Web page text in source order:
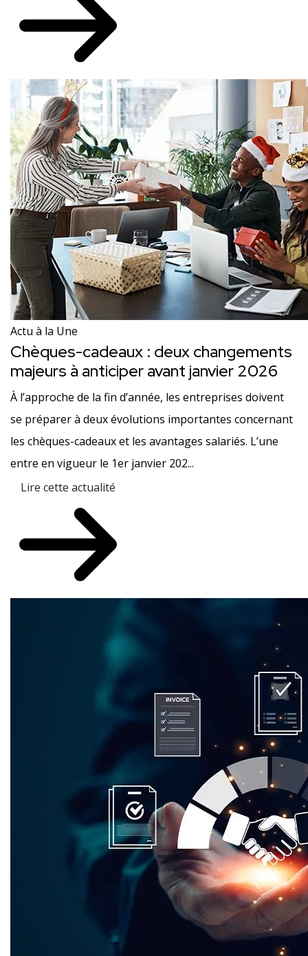
Actu à la Une
Chèques-cadeaux : deux changements
majeurs à anticiper avant janvier 2026
À l’approche de la fin d’année, les entreprises doivent
se préparer à deux évolutions importantes concernant
les chèques-cadeaux et les avantages salariés. L’une
entre en vigueur le 1er janvier 202...
Lire cette actualité